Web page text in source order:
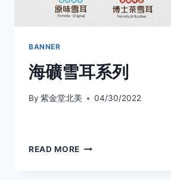
BANNER
海礦雪耳系列
By 紫金堂北美 04/30/2022
READ MORE